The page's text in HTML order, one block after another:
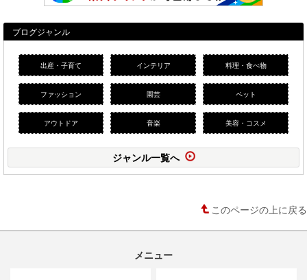
ブログジャンル
出産・子育て インテリア 料理・食べ物
ファッション 園芸 ペット
アウトドア 音楽 美容・コスメ
ジャンル一覧へ
このページの上に戻る
メニュー